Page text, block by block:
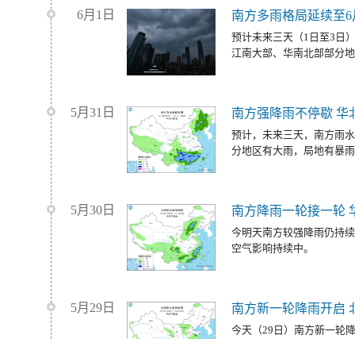
6月1日 南方多雨格局延续至
预计未来三天（1日至3日
江南大部、华南北部部分
5月31日 南方强降雨不停歇 华
预计，未来三天，南方雨
分地区有大雨，局地有暴
5月30日 南方降雨一轮接一轮
今明天南方较强降雨仍持
空气影响持续中。
5月29日 南方新一轮降雨开启
今天（29日）南方新一轮